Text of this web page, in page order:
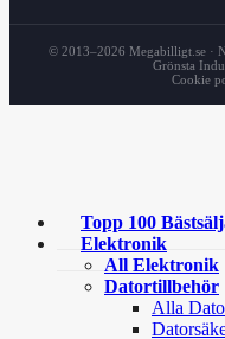
© 2013–2026 Megabilligt.se ·
Grönsta
Cookie
Topp 100
Elektronik
All Elektronik
Datortillbehör
Alla